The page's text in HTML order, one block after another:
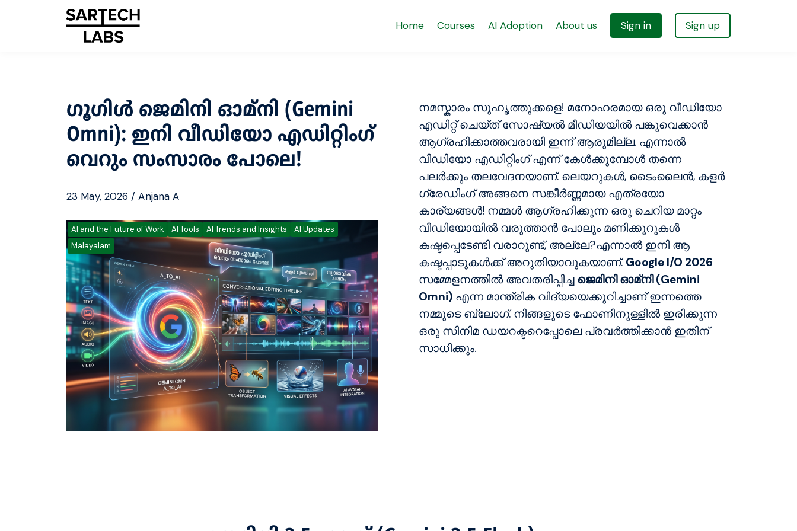
Home Courses AI Adoption About us Sign in Sign up
ഗൂഗിൾ ജെമിനി ഓമ്‌നി (Gemini
Omni): ഇനി വീഡിയോ എഡിറ്റിംഗ്
വെറും സംസാരം പോലെ!
23 May, 2026 / Anjana A
AI and the Future of Work AI Tools AI Trends and Insights
AI Updates
Malayalam
നമസ്കാരം സുഹൃത്തുക്കളെ! മനോഹരമായ ഒരു വീഡിയോ
എഡിറ്റ് ചെയ്ത് സോഷ്യൽ മീഡിയയിൽ പങ്കുവെക്കാൻ
ആഗ്രഹിക്കാത്തവരായി ഇന്ന് ആരുമില്ല. എന്നാൽ
വീഡിയോ എഡിറ്റിംഗ് എന്ന് കേൾക്കുമ്പോൾ തന്നെ
പലർക്കും തലവേദനയാണ്. ലെയറുകൾ, ടൈംലൈൻ, കളർ
ഗ്രേഡിംഗ് അങ്ങനെ സങ്കീർണ്ണമായ എത്രയോ
കാര്യങ്ങൾ! നമ്മൾ ആഗ്രഹിക്കുന്ന ഒരു ചെറിയ മാറ്റം
വീഡിയോയിൽ വരുത്താൻ പോലും മണിക്കൂറുകൾ
കഷ്ടപ്പെടേണ്ടി വരാറുണ്ട്, അല്ലേ?എന്നാൽ ഇനി ആ
കഷ്ടപ്പാടുകൾക്ക് അറുതിയാവുകയാണ്.Google I/O 2026
സമ്മേളനത്തിൽ അവതരിപ്പിച്ച ജെമിനി ഓമ്‌നി (Gemini
Omni) എന്ന മാന്ത്രിക വിദ്യയെക്കുറിച്ചാണ് ഇന്നത്തെ
നമ്മുടെ ബ്ലോഗ്. നിങ്ങളുടെ ഫോണിനുള്ളിൽ ഇരിക്കുന്ന
ഒരു സിനിമ ഡയറക്ടറെപ്പോലെ പ്രവർത്തിക്കാൻ ഇതിന്
സാധിക്കും.